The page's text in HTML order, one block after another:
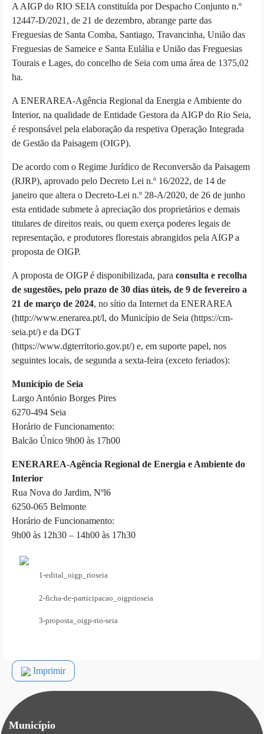
A AIGP do RIO SEIA constituída por Despacho Conjunto n.º
12447-D/2021, de 21 de dezembro, abrange parte das
Freguesias de Santa Comba, Santiago, Travancinha, União das
Freguesias de Sameice e Santa Eulália e União das Freguesias
Tourais e Lages, do concelho de Seia com uma área de 1375,02
ha.
A ENERAREA-Agência Regional da Energia e Ambiente do
Interior, na qualidade de Entidade Gestora da AIGP do Rio Seia,
é responsável pela elaboração da respetiva Operação Integrada
de Gestão da Paisagem (OIGP).
De acordo com o Regime Jurídico de Reconversão da Paisagem
(RJRP), aprovado pelo Decreto Lei n.º 16/2022, de 14 de
janeiro que altera o Decreto-Lei n.º 28-A/2020, de 26 de junho
esta entidade submete à apreciação dos proprietários e demais
titulares de direitos reais, ou quem exerça poderes legais de
representação, e produtores florestais abrangidos pela AIGP a
proposta de OIGP.
A proposta de OIGP é disponibilizada, para consulta e recolha
de sugestões, pelo prazo de 30 dias úteis, de 9 de fevereiro a
21 de março de 2024, no sítio da Internet da ENERAREA
(http://www.enerarea.pt/l, do Município de Seia (https://cm-
seia.pt/) e da DGT
(https://www.dgterritorio.gov.pt/) e, em suporte papel, nos
seguintes locais, de segunda a sexta-feira (exceto feriados):
Município de Seia
Largo António Borges Pires
6270-494 Seia
Horário de Funcionamento:
Balcão Único 9h00 às 17h00
ENERAREA-Agência Regional de Energia e Ambiente do
Interior
Rua Nova do Jardim, Nºl6
6250-065 Belmonte
Horário de Funcionamento:
9h00 às 12h30 – 14h00 às 17h30
1-edital_oigp_rioseia
2-ficha-de-participacao_oigprioseia
3-proposta_oigp-rio-seia
Imprimir
Município